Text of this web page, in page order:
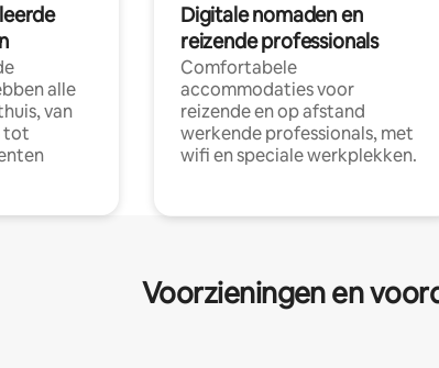
alle
van
tot
Digitale nomaden en
reizende professionals
Comfortabele
accommodaties voor
reizende en op afstand
werkende professionals, met
wifi en speciale werkplekken.
Voorzieningen en